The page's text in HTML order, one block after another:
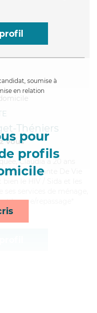
soumise à
en relation
pour
profils
Théniers
Vous
Claudia a 20 ans
d'Assistante De Vie
lessive/repassage*